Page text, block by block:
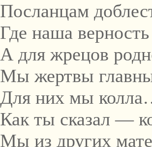
Посланцам
Где наша
А для жрецов
Мы жертвы
Для них мы
Как ты сказал —
Мы из других